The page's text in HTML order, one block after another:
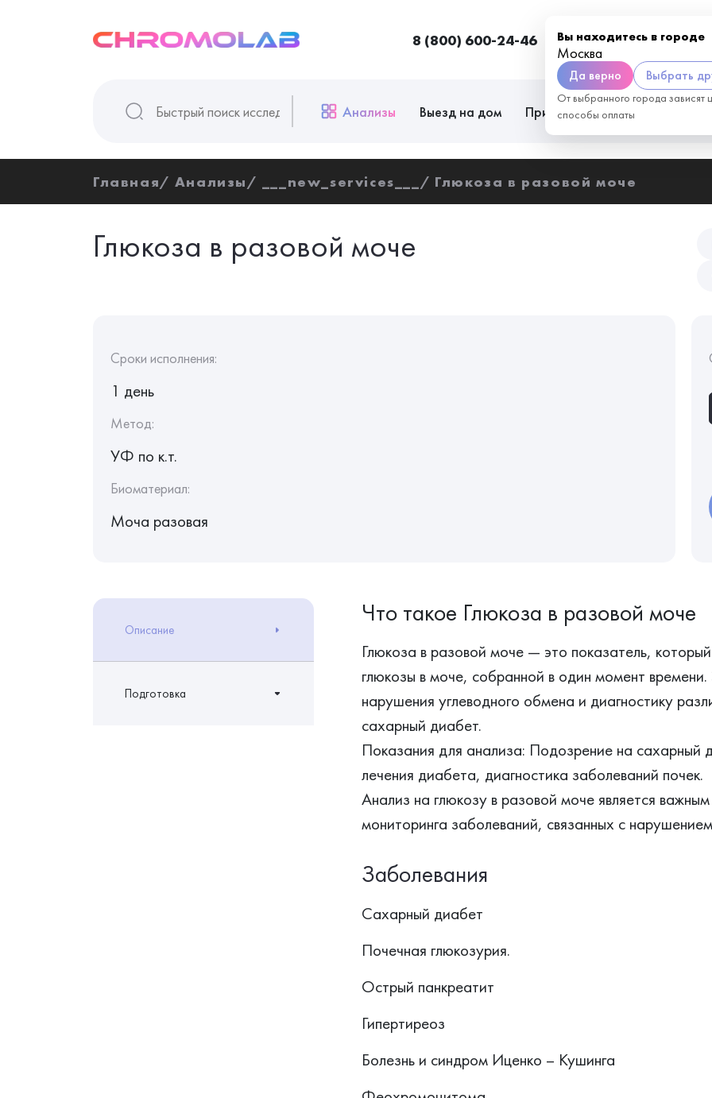
8 (800) 600-24-46 Вы находитесь в городе
Москва
Да верно Выбрать
От выбранного города зависят
способы оплаты
Москва
Анализы Выезд на дом Приём врачей
Главная Анализы ___new_services___ Глюкоза в разовой моче
Глюкоза в разовой моче
Сроки исполнения:
1 день
Метод:
УФ по к.т.
Биоматериал:
Моча разовая
Описание
Подготовка
Что такое Глюкоза в разовой моче
Глюкоза в разовой моче — это показатель,
глюкозы в моче, собранной в один момент
нарушения углеводного обмена и диагностику
сахарный диабет.
Показания для анализа: Подозрение на сахарный
лечения диабета, диагностика заболеваний почек.
Анализ на глюкозу в разовой моче является
мониторинга заболеваний, связанных с
Заболевания
Сахарный диабет
Почечная глюкозурия.
Острый панкреатит
Гипертиреоз
Болезнь и синдром Иценко – Кушинга